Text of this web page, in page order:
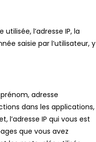
l’adresse IP, la
saisie par l’utilisateur, y
adresse
dans les applications,
l’adresse IP qui vous est
que vous avez